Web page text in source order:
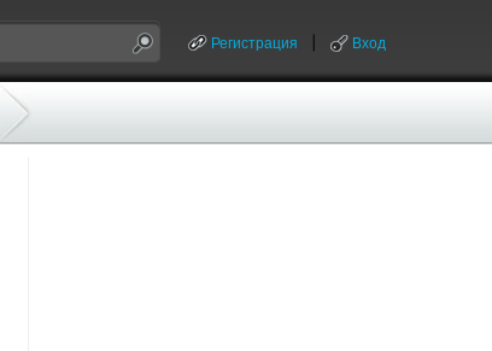
Регистрация Вход